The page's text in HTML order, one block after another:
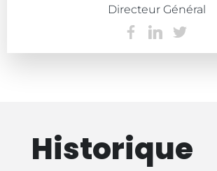
Directeur Général
Historique